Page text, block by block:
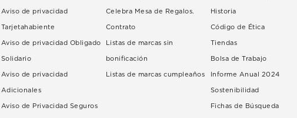
Aviso de privacidad
Tarjetahabiente
Aviso de privacidad Obligado
Solidario
Aviso de privacidad
Adicionales
Aviso de Privacidad Seguros
Celebra Mesa de Regalos.
Contrato
Listas de marcas sin
bonificación
Listas de marcas cumpleaños
Historia
Código de Ética
Tiendas
Bolsa de Trabajo
Informe Anual 2024
Sostenibilidad
Fichas de Búsqueda